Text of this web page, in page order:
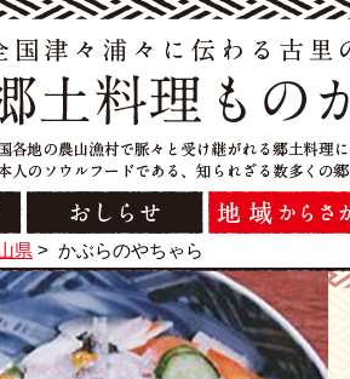
県 > かぶらのやちゃら